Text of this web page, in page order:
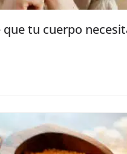
que tu cuerpo